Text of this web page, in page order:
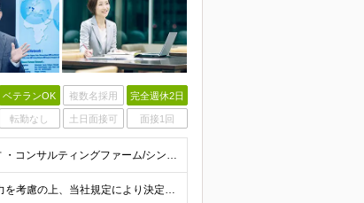
ベテランOK 複数名採用 完全週休2日
転勤なし 土日面接可 面接1回
■社会人実務経験2年以上で、以下のいずれかの経験を満たす方 ・コンサルティングファーム/シンクタンクにおいて、人事領域でのITまたは業務コンサルティング経験 ・SIerとして人事領域の経験 ・人事領域
月給40万円以上（想定年収580万円〜2000万円） ※経験・能力を考慮の上、当社規定により決定します。 ※賞与年2回支給 ※試用期間：原則6ヶ月（試用期間中の労働条件は本採用時と同様） ※残業代は全